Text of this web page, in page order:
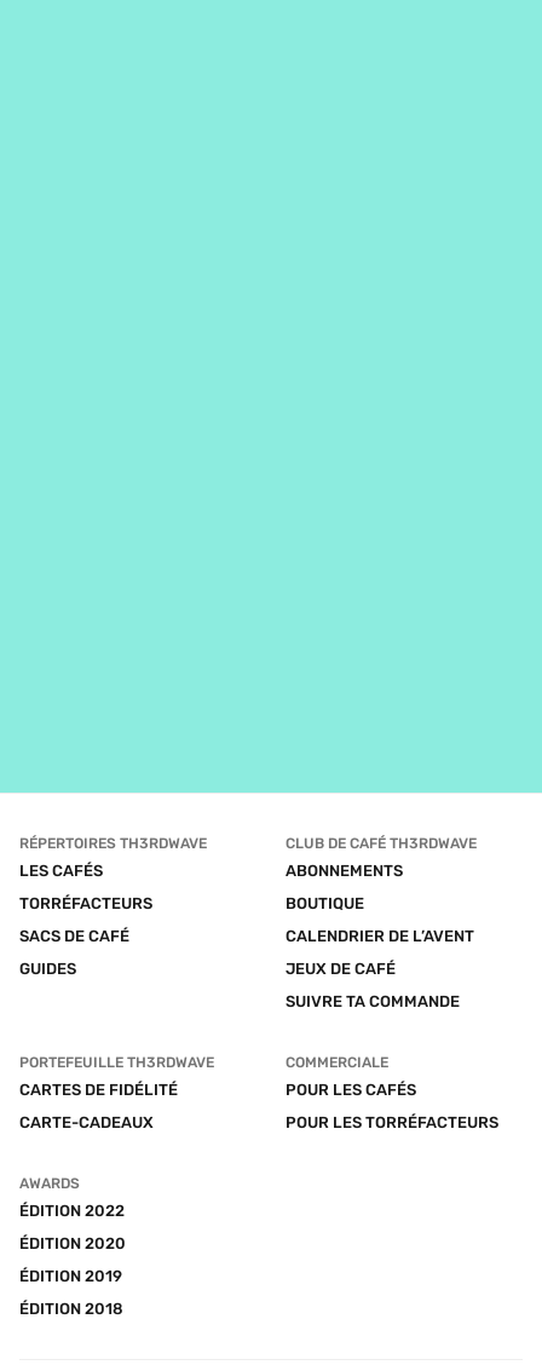
RÉPERTOIRES TH3RDWAVE
LES CAFÉS
TORRÉFACTEURS
SACS DE CAFÉ
GUIDES
CLUB DE CAFÉ TH3RDWAVE
ABONNEMENTS
BOUTIQUE
CALENDRIER DE L’AVENT
JEUX DE CAFÉ
SUIVRE TA COMMANDE
PORTEFEUILLE TH3RDWAVE
CARTES DE FIDÉLITÉ
CARTE-CADEAUX
COMMERCIALE
POUR LES CAFÉS
POUR LES TORRÉFACTEURS
AWARDS
ÉDITION 2022
ÉDITION 2020
ÉDITION 2019
ÉDITION 2018